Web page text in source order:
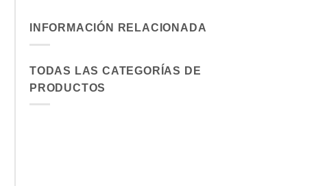
INFORMACIÓN RELACIONADA
TODAS LAS CATEGORÍAS DE
PRODUCTOS